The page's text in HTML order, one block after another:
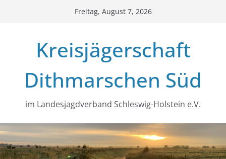
Freitag, August 7, 2026
Kreisjägerschaft
Dithmarschen Süd
im Landesjagdverband Schleswig-Holstein e.V.